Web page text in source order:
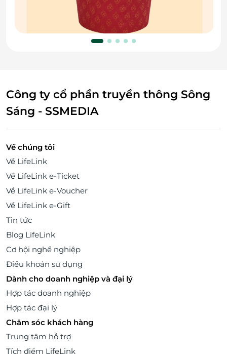
Công ty cổ phần truyền thông Sông
Sáng - SSMEDIA
Về chúng tôi
Về LifeLink
Về LifeLink e-Ticket
Về LifeLink e-Voucher
Về LifeLink e-Gift
Tin tức
Blog LifeLink
Cơ hội nghề nghiệp
Điều khoản sử dụng
Dành cho doanh nghiệp và đại lý
Hợp tác doanh nghiệp
Hợp tác đại lý
Chăm sóc khách hàng
Trung tâm hỗ trợ
Tích điểm LifeLink